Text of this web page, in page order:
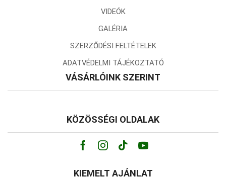
VIDEÓK
GALÉRIA
SZERZŐDÉSI FELTÉTELEK
ADATVÉDELMI TÁJÉKOZTATÓ
VÁSÁRLÓINK SZERINT
KÖZÖSSÉGI OLDALAK
Facebook
Instagram
Tik-
tok
Youtube
KIEMELT AJÁNLAT